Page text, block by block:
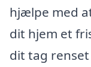
hjælpe med
dit hjem et
dit tag